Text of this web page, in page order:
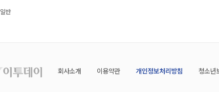
일반
회사소개 이용약관 개인정보처리방침 청소년